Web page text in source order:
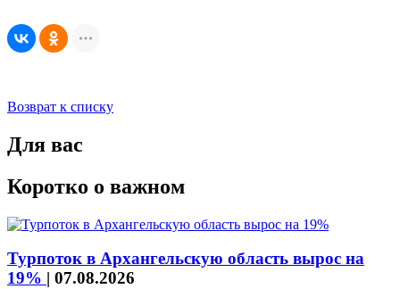
Возврат к списку
Для вас
Коротко о важном
Турпоток в Архангельскую область вырос на
19% | 07.08.2026